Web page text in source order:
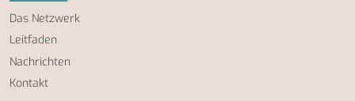
Das Netzwerk
Leitfaden
Nachrichten
Kontakt